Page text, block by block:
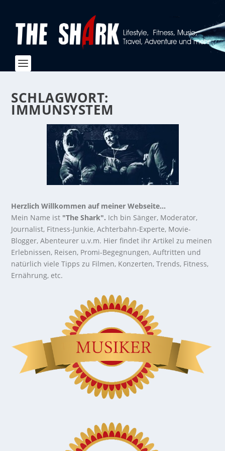
SCHLAGWORT:
IMMUNSYSTEM
Herzlich Willkommen auf meiner Webseite...
Mein Name ist "The Shark". Ich bin Sänger, Moderator,
Journalist, Fitness-Junkie, Achterbahn-Experte, Movie-
Blogger, Abenteurer u.v.m. Hier findet ihr Artikel zu meinen
Erlebnissen, Reisen, Promi-Begegnungen, Auftritten und
natürlich viele Tipps zu Filmen, Konzerten, Trends, Fitness,
Ernährung, etc.